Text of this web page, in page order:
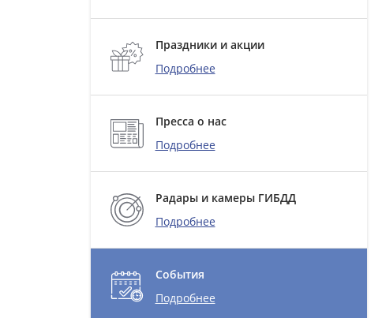
Праздники и акции
Подробнее
Пресса о нас
Подробнее
Радары и камеры ГИБДД
Подробнее
События
Подробнее